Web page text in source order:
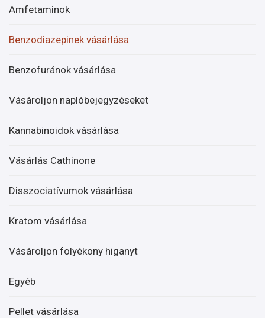
Amfetaminok
Benzodiazepinek vásárlása
Benzofuránok vásárlása
Vásároljon naplóbejegyzéseket
Kannabinoidok vásárlása
Vásárlás Cathinone
Disszociatívumok vásárlása
Kratom vásárlása
Vásároljon folyékony higanyt
Egyéb
Pellet vásárlása